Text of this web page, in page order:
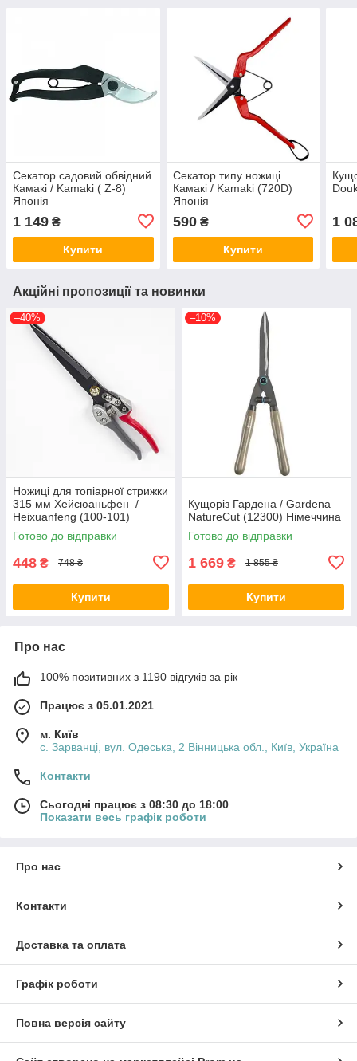
Секатор садовий обвідний
Камакі / Kamaki ( Z-8)
Японія
1 149 ₴
Купити
Секатор типу ножиці
Камакі / Kamaki (720D)
Японія
590₴
Купити
1
Акційні пропозиції та новинки
–40%
Ножиці для топіарної стрижки
315 мм Хейсюаньфен /
Heixuanfeng (100-101)
Готово до відправки
448 ₴ 748 ₴
Купити
–10%
Кущоріз Гардена / Gardena
NatureCut (12300) Німеччина
Готово до відправки
1 669 ₴ 1 855 ₴
Купити
Про нас
100% позитивних з 1190 відгуків за рік
Працює з 05.01.2021
м. Київ
с. Зарванці, вул. Одеська, 2 Вінницька обл., Київ, Україна
Контакти
Сьогодні працює з 08:30 до 18:00
Показати весь графік роботи
Про нас
Контакти
Доставка та оплата
Графік роботи
Повна версія сайту